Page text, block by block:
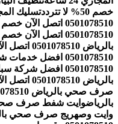
خصم 50% لا تتردد
تسليك
0501078510 اتصل الآن خصم 50% لا تتردد
0501078510 اتصل الآن خصم 50% لا تتردد
بالرياض 0501078510 اتصل الآن
0501078510 افضل خدمات شفط البيارات
0501078510 افضل شركة سباكة في الرياض
بالرياض 0501078510 اتصل الآن خصم 50% لا تتردد
بالرياض
وايت وصهريج صرف صحي